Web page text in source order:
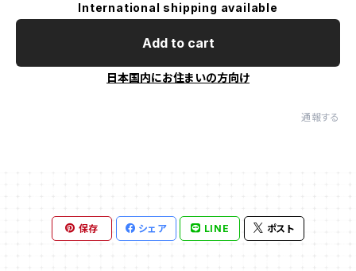
International shipping available
Add to cart
日本国内にお住まいの方向け
通報する
保存 シェア LINE ポスト